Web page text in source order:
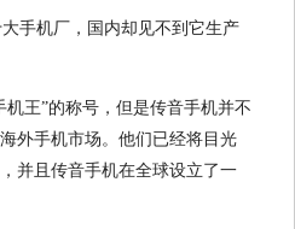
王”的称号，但是传音手机并不
外手机市场。他们已经将目光
并且传音手机在全球设立了一